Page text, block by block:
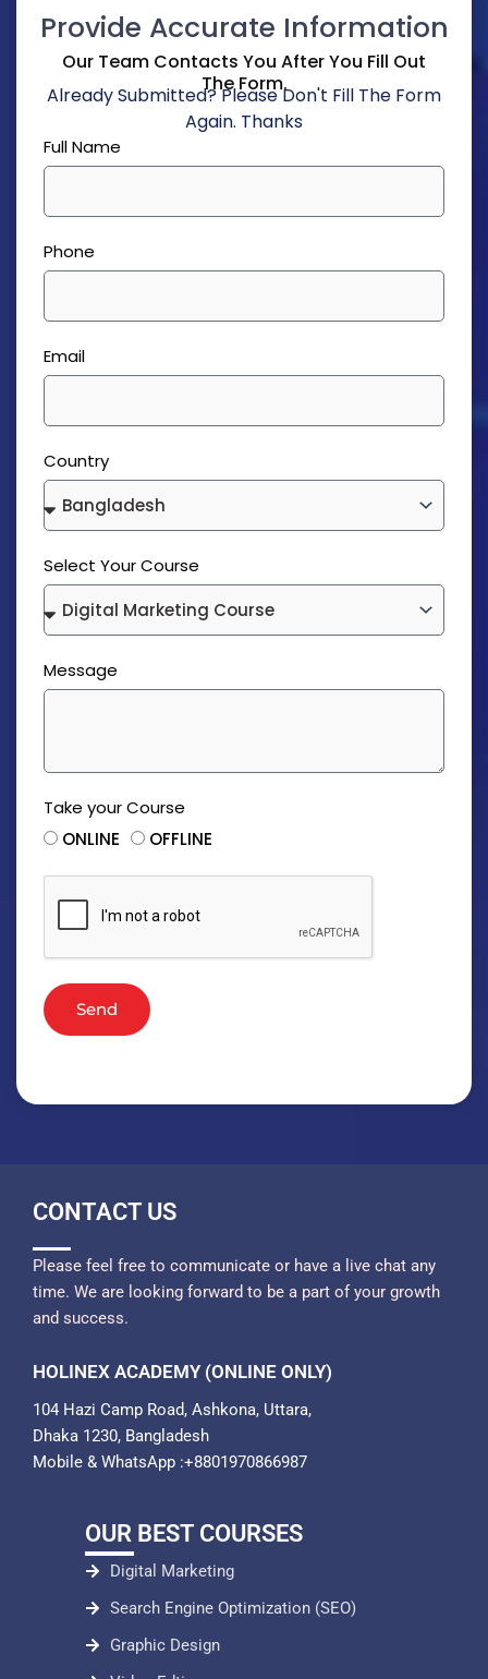
Provide Accurate Information
Our Team Contacts You After You Fill Out
The Form.
Already Submitted? Please Don't Fill The Form
Again. Thanks
Full Name
Phone
Email
Country
Select Your Course
Message
Take your Course
ONLINE
OFFLINE
Send
CONTACT US
Please feel free to communicate or have a live chat any
time. We are looking forward to be a part of your growth
and success.
HOLINEX ACADEMY (ONLINE ONLY)
104 Hazi Camp Road, Ashkona, Uttara,
Dhaka 1230, Bangladesh
Mobile & WhatsApp :+8801970866987
OUR BEST COURSES
Digital Marketing
Search Engine Optimization (SEO)
Graphic Design